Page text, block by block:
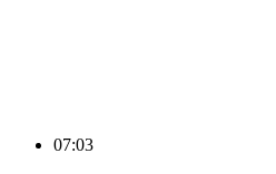
07:03